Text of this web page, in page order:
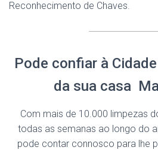
Reconhecimento de Chaves.
Pode confiar à
da sua casa
Com mais de 10.000 limpezas
todas as semanas ao longo do
pode contar connosco para lhe